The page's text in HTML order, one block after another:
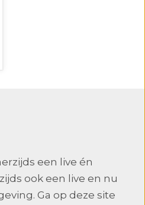
een live én
ook een live en nu
Ga op deze site